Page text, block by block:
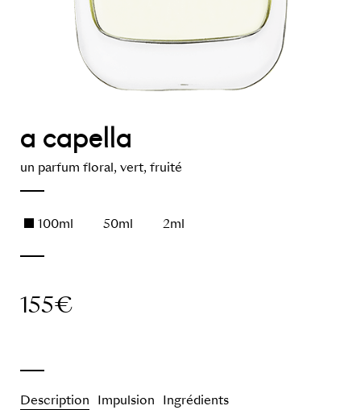
a capella
un parfum floral, vert, fruité
100ml 50ml 2ml
155€
Description Impulsion Ingrédients